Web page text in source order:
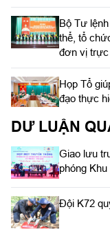
Bộ Tư
thể, tổ
đơn vị trực
Họp Tổ
đạo thực
DƯ LUẬN
Giao lưu
phóng
Đội K72